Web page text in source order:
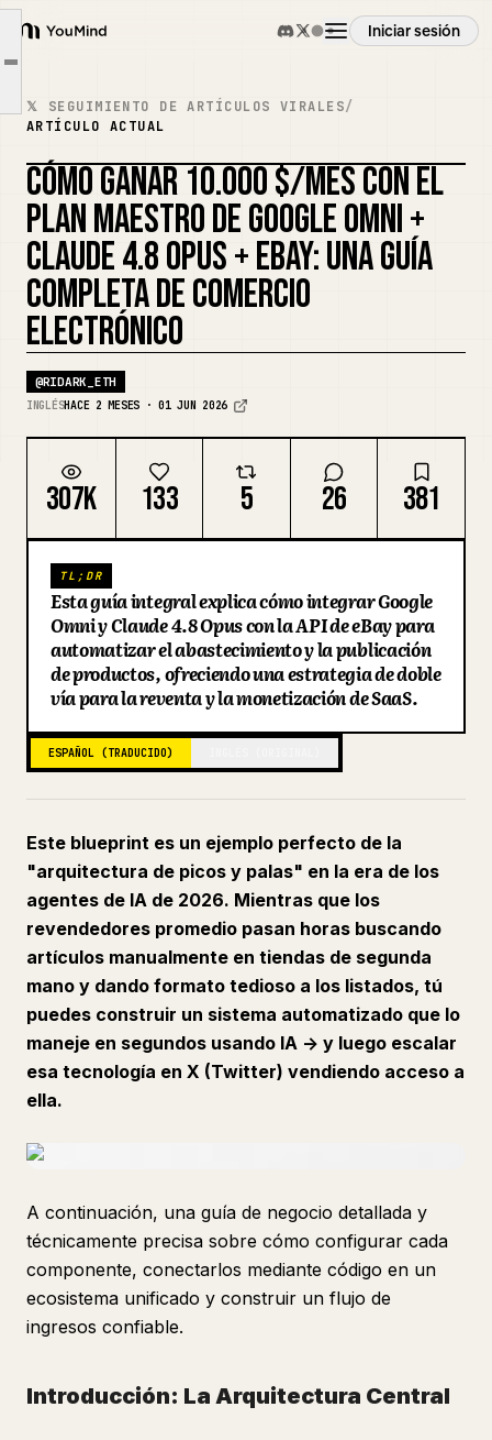
YouMind
Iniciar sesión
Resumen
Casos de uso
Habilidades
Prompts
Precios
Actualizaciones
Parte 1. Configuración de Cada Componente
Parte 3. Prompt del Sistema para Claude 4.8 Opus (Anti-Alucinación + Redacción SEO)
𝕏 SEGUIMIENTO DE ARTÍCULOS VIRALES/
ARTÍCULO ACTUAL
REMEZCLAR PORTADA
CÓMO GANAR 10.000 $/MES CON EL
PLAN MAESTRO DE GOOGLE OMNI +
CLAUDE 4.8 OPUS + EBAY: UNA GUÍA
COMPLETA DE COMERCIO
ELECTRÓNICO
@RIDARK_ETH
INGLÉSHACE 2 MESES · 01 JUN 2026
307K 133 5 26 381
TL;DR
Esta guía integral explica cómo integrar Google
Omni y Claude 4.8 Opus con la API de eBay para
automatizar el abastecimiento y la publicación
de productos, ofreciendo una estrategia de doble
vía para la reventa y la monetización de SaaS.
ESPAÑOL (TRADUCIDO)
Este blueprint es un ejemplo perfecto de la
"arquitectura de picos y palas" en la era de los
agentes de IA de 2026. Mientras que los
revendedores promedio pasan horas buscando
artículos manualmente en tiendas de segunda
mano y dando formato tedioso a los listados, tú
puedes construir un sistema automatizado que lo
maneje en segundos usando IA -> y luego escalar
esa tecnología en X (Twitter) vendiendo acceso a
ella.
A continuación, una guía de negocio detallada y
técnicamente precisa sobre cómo configurar cada
componente, conectarlos mediante código en un
ecosistema unificado y construir un flujo de
ingresos confiable.
Introducción: La Arquitectura Central